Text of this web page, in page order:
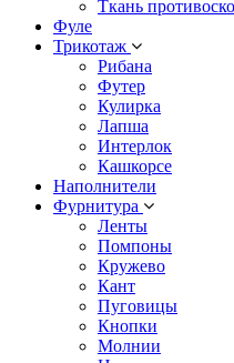
Ткань
Фуле
Трикотаж
Рибана
Футер
Кулирка
Лапша
Интерлок
Кашкорсе
Наполнители
Фурнитура
Ленты
Помпоны
Кружево
Кант
Пуговицы
Кнопки
Молнии